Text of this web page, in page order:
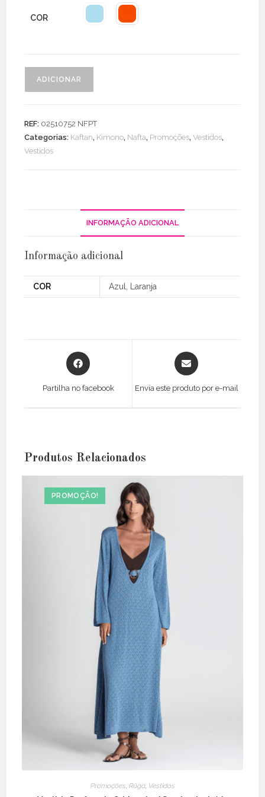
COR
Oversize
ADICIONAR
REF: 02510752 NFPT
Categorias: Kaftan, Kimono, Nafta, Promoções,Vestidos,
Vestidos
INFORMAÇÃO ADICIONAL
Informação adicional
COR Azul, Laranja
Opens
in
Partilha no facebook
Opens
in
Envia este produto por e-mail
Produtos Relacionados
PROMOÇÃO!
Promoções, Rüga, Vestidos